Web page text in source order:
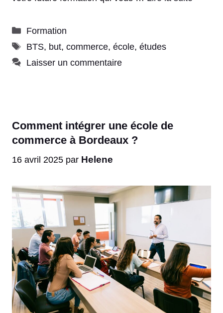
Catégories
Formation
Étiquettes
BTS, but, commerce, école, études
Laisser un commentaire
Comment intégrer une école de
commerce à Bordeaux ?
16 avril 2025 par Helene